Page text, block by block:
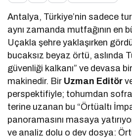
Antalya, Türkiye’nin sadece
aynı zamanda mutfağının en
Uçakla şehre yaklaşırken
bucaksız beyaz örtü, aslında
güvenliği kalkanı” ve devasa
makinedir. Bir Uzman Editör
perspektifiyle; tohumdan
terine uzanan bu “Örtüaltı
panoramasını masaya
ve analiz dolu o dev dosya: